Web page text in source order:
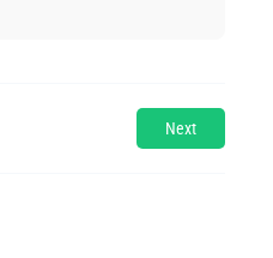
Next